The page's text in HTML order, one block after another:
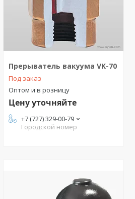
Прерыватель вакуума VK-70
Под заказ
Оптом и в розницу
Цену уточняйте
+7 (727) 329-00-79
Городской номер